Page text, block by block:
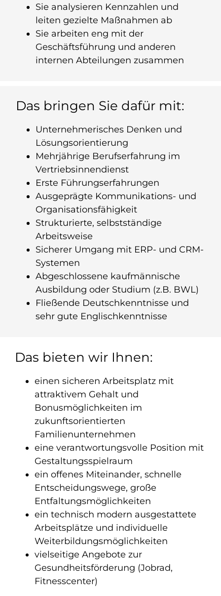
Sie analysieren Kennzahlen und
leiten gezielte Maßnahmen ab
Sie arbeiten eng mit der
Geschäftsführung und anderen
internen Abteilungen zusammen
Das bringen Sie dafür mit:
Unternehmerisches Denken und
Lösungsorientierung
Mehrjährige Berufserfahrung im
Vertriebsinnendienst
Erste Führungserfahrungen
Ausgeprägte Kommunikations- und
Organisationsfähigkeit
Strukturierte, selbstständige
Arbeitsweise
Sicherer Umgang mit ERP- und CRM-
Systemen
Abgeschlossene kaufmännische
Ausbildung oder Studium (z.B. BWL)
Fließende Deutschkenntnisse und
sehr gute Englischkenntnisse
Das bieten wir Ihnen:
einen sicheren Arbeitsplatz mit
attraktivem Gehalt und
Bonusmöglichkeiten im
zukunftsorientierten
Familienunternehmen
eine verantwortungsvolle Position mit
Gestaltungsspielraum
ein offenes Miteinander, schnelle
Entscheidungswege, große
Entfaltungsmöglichkeiten
ein technisch modern ausgestattete
Arbeitsplätze und individuelle
Weiterbildungsmöglichkeiten
vielseitige Angebote zur
Gesundheitsförderung (Jobrad,
Fitnesscenter)